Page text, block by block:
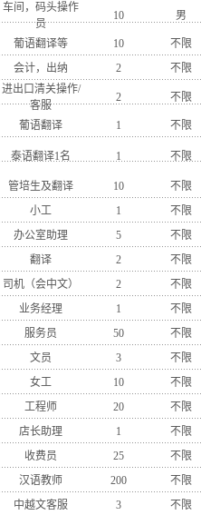
车间，码头操作
员
10 男
葡语翻译等 10
不限
会计，出纳 2 不限
进出口清关操作/
客服
2 不限
葡语翻译 1 不限
泰语翻译1名 1 不限
管培生及翻译 10
不限
小工 1
不限
办公室助理 5
不限
翻译 2
不限
司机（会中文） 2
不限
业务经理 1
不限
服务员 50
不限
文员 3
不限
女工 10
不限
工程师 20
不限
店长助理 1
不限
收费员 25
不限
汉语教师 200
不限
中越文客服 3
不限